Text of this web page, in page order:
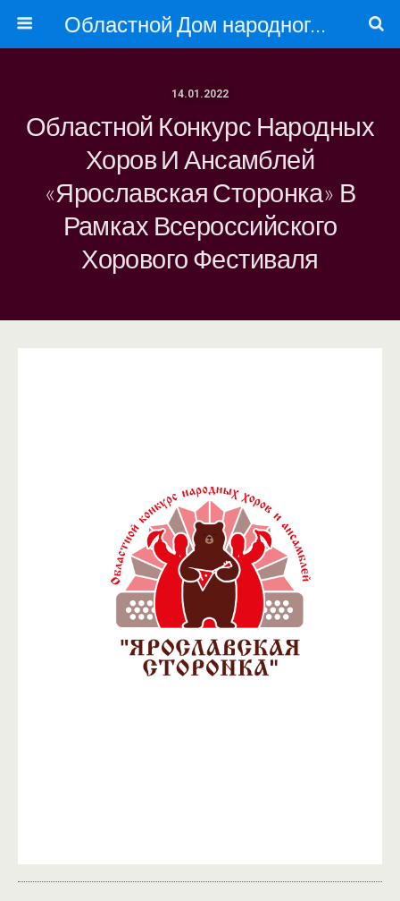
Областной Дом народного творчества
14.01.2022
Областной Конкурс Народных
Хоров И Ансамблей
«Ярославская Сторонка» В
Рамках Всероссийского
Хорового Фестиваля